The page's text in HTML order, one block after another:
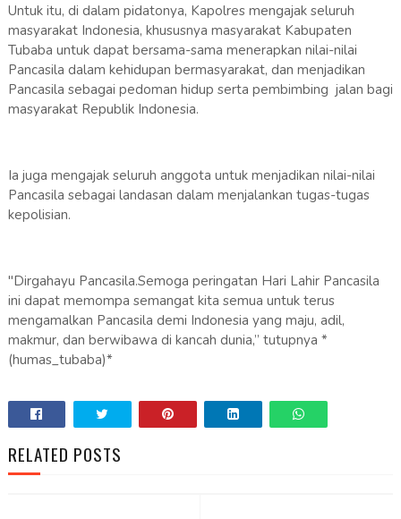
Untuk itu, di dalam pidatonya, Kapolres mengajak seluruh
masyarakat Indonesia, khususnya masyarakat Kabupaten
Tubaba untuk dapat bersama-sama menerapkan nilai-nilai
Pancasila dalam kehidupan bermasyarakat, dan menjadikan
Pancasila sebagai pedoman hidup serta pembimbing jalan bagi
masyarakat Republik Indonesia.
Ia juga mengajak seluruh anggota untuk menjadikan nilai-nilai
Pancasila sebagai landasan dalam menjalankan tugas-tugas
kepolisian.
"Dirgahayu Pancasila.Semoga peringatan Hari Lahir Pancasila
ini dapat memompa semangat kita semua untuk terus
mengamalkan Pancasila demi Indonesia yang maju, adil,
makmur, dan berwibawa di kancah dunia,” tutupnya *
(humas_tubaba)*
RELATED POSTS